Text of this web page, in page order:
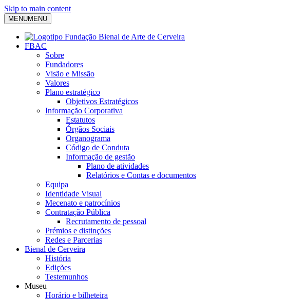
Skip to main content
MENUMENU
FBAC
Sobre
Fundadores
Visão e Missão
Valores
Plano estratégico
Objetivos Estratégicos
Informação Corporativa
Estatutos
Órgãos Sociais
Organograma
Código de Conduta
Informação de gestão
Plano de atividades
Relatórios e Contas e documentos
Equipa
Identidade Visual
Mecenato e patrocínios
Contratação Pública
Recrutamento de pessoal
Prémios e distinções
Redes e Parcerias
Bienal de Cerveira
História
Edições
Testemunhos
Museu
Horário e bilheteira